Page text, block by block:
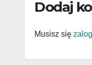
Dodaj
Musisz się